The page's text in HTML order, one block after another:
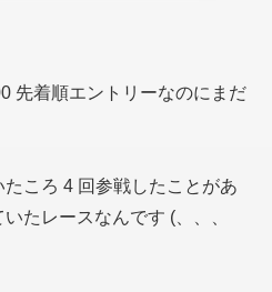
先着順エントリーなのにまだ
ころ 4 回参戦したことがあ
たレースなんです (、、、